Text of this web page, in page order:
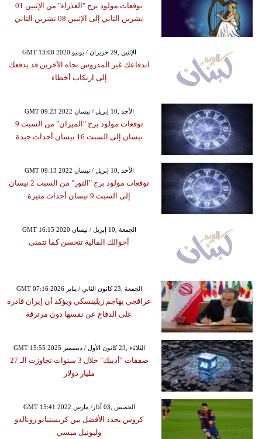
توقعات مولود برج "العذراء" من الإثنين 01
تشرين الثاني إلى الإثنين 08 تشرين الثاني
GMT 13:08 2020 الإثنين ,29 حزيران / يونيو
اندفاعك غير المدروس تجاه الآخرين قد يدفعك
إلى ارتكاب أخطاء
GMT 09:23 2022 الأحد ,10 إبريل / نيسان
توقعات مولود برج "الميزان" من السبت 9
نيسان إلى السبت 16 نيسان أحداث جيدة
GMT 09:13 2022 الأحد ,10 إبريل / نيسان
توقعات مولود برج "الثور" من السبت 2 نيسان
إلى السبت 9 نيسان أحداث مثيرة
GMT 16:15 2020 الجمعة ,10 إبريل / نيسان
أحوالك المالية تتحسن كما تتمنى
GMT 07:16 2026 الجمعة ,23 كانون الثاني / يناير
عراقجي يهاجم زيلينسكي ويؤكد أن إيران قادرة
على الدفاع عن نفسها دون مرتزقة
GMT 15:55 2025 الثلاثاء ,23 كانون الأول / ديسمبر
صفقات "أديبك" خلال 3 سنوات تجاوزت الـ 27
مليار دولار
GMT 15:41 2022 الخميس ,03 آذار/ مارس
كروس يحدد الأفضل بين كريستيانو رونالدو
وليونيل ميسي